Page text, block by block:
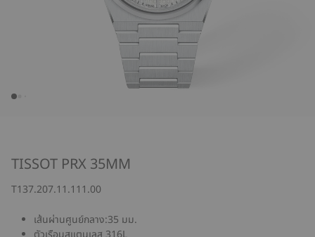
TISSOT PRX 35MM
T137.207.11.111.00
เส้นผ่านศูนย์กลาง:35 มม.